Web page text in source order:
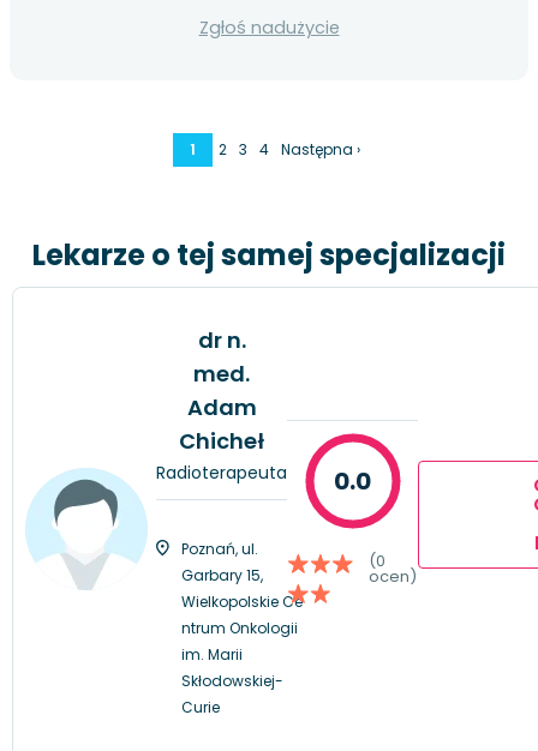
Zgłoś nadużycie
1 2 3 4 Następna ›
Lekarze o tej samej specjalizacji
dr n.
med.
Adam
Chicheł
Radioterapeuta
Poznań, ul.
Garbary 15,
Wielkopolskie Ce
ntrum Onkologii
im. Marii
Skłodowskiej-
Curie
0.0
(0
ocen)